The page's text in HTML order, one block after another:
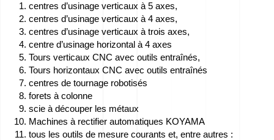
Équipement
à
vendre
Subventions
de
l’UE
centres d’usinage verticaux à 5 axes,
centres d’usinage verticaux à 4 axes,
centres d’usinage verticaux à trois axes,
centre d’usinage horizontal à 4 axes
Tours verticaux CNC avec outils entraînés,
Tours horizontaux CNC avec outils entraînés
centres de tournage robotisés
forets à colonne
scie à découper les métaux
Machines à rectifier automatiques KOYAMA
tous les outils de mesure courants et, entre autres :